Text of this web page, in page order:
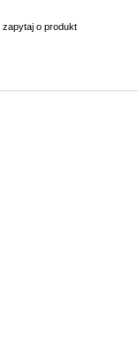
zapytaj o produkt